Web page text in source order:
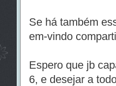
Se há também
em-vindo
Espero que jb
6, e desejar a